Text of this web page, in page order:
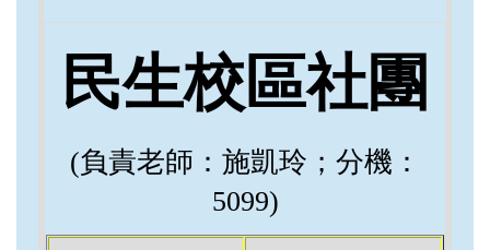
民生校區社團
(負責老師：施凱玲；分機：
5099)